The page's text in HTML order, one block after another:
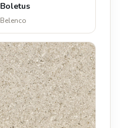
Boletus
Belenco